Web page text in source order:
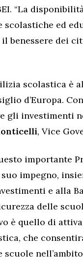
“La
ed
il benessere dei
scolastica è
d’Europa.
gli investimenti
, Vice
importante
impegno,
e alla
delle
è quello di
che
scuole